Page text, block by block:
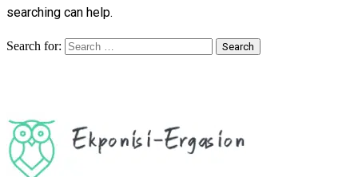
searching can help.
Search for: Search